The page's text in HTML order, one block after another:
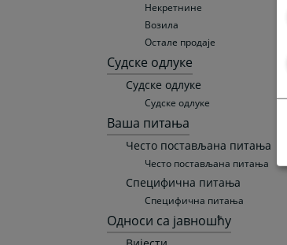
Некретнине
Возила
Остале продаје
Судске одлуке
Судске одлуке
Судске одлуке
Ваша питања
Често постављана питања
Често постављана питања
Специфична питања
Специфична питања
Односи сa јавношћу